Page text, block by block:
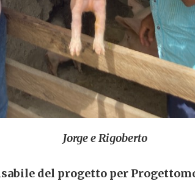
Jorge e Rigoberto
del progetto per